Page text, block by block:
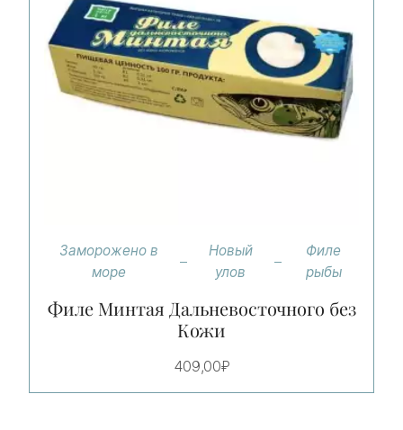
Заморожено в
море
Новый
улов
Филе
рыбы
Филе Минтая Дальневосточного без
Кожи
409,00₽